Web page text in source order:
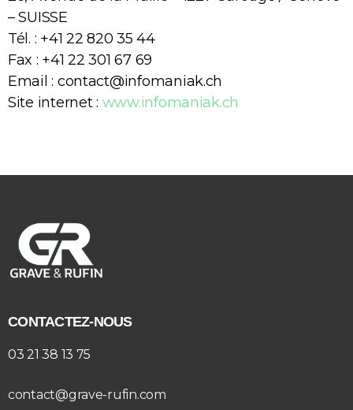
– SUISSE
Tél. : +41 22 820 35 44
Fax : +41 22 301 67 69
Email : contact@infomaniak.ch
Site internet : www.infomaniak.ch
CONTACTEZ-NOUS
03 21 38 13 75
contact@grave-rufin.com